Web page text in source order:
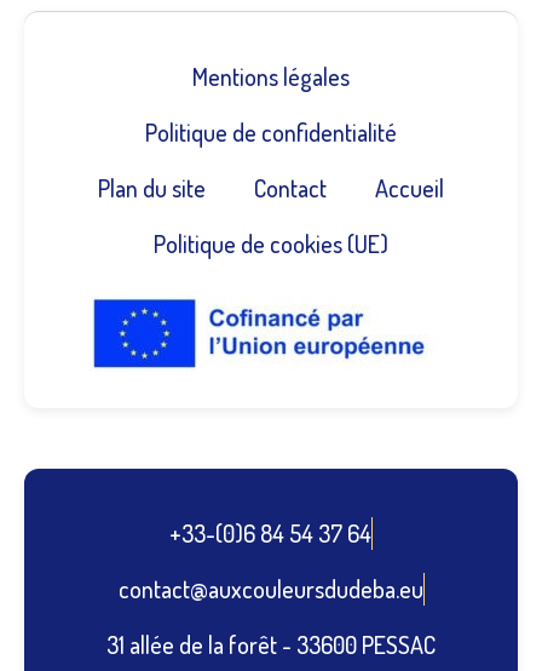
Mentions légales
Politique de confidentialité
Plan du site
Contact
Accueil
Politique de cookies (UE)
+33-(0)6 84 54 37 64
contact@auxcouleursdudeba.eu
31 allée de la forêt - 33600 PESSAC